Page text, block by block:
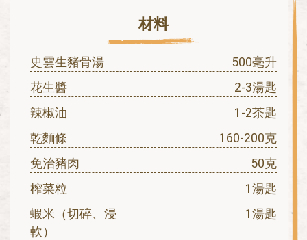
材料
史雲生豬骨湯
500毫升
花生醬
2-3湯匙
辣椒油
1-2茶匙
乾麵條
160-200克
免治豬肉
50克
榨菜粒
1湯匙
蝦米（切碎、浸
軟）
1湯匙